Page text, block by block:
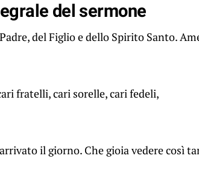
del sermone
del Figlio e dello Spirito Santo.
fratelli, cari sorelle, cari fedeli,
il giorno. Che gioia vedere così